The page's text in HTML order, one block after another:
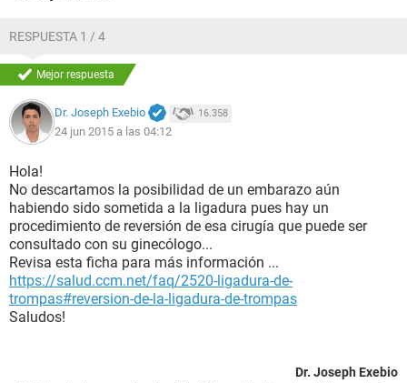
RESPUESTA 1 / 4
Mejor respuesta
Dr. Joseph Exebio 16.358
24 jun 2015 a las 04:12
Hola!
No descartamos la posibilidad de un embarazo aún
habiendo sido sometida a la ligadura pues hay un
procedimiento de reversión de esa cirugía que puede ser
consultado con su ginecólogo...
Revisa esta ficha para más información ...
https://salud.ccm.net/faq/2520-ligadura-de-
trompas#reversion-de-la-ligadura-de-trompas
Saludos!
Dr. Joseph Exebio